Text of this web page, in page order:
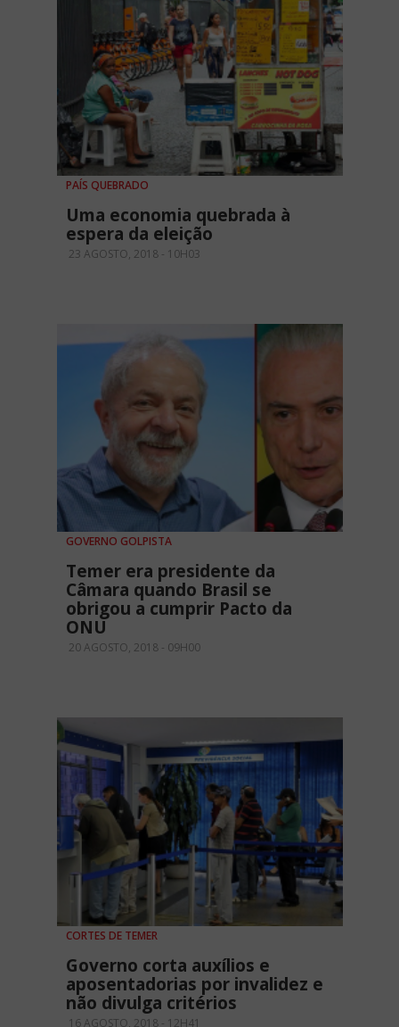
PAÍS QUEBRADO
Uma economia quebrada à
espera da eleição
23 AGOSTO, 2018 - 10H03
GOVERNO GOLPISTA
Temer era presidente da
Câmara quando Brasil se
obrigou a cumprir Pacto da
ONU
20 AGOSTO, 2018 - 09H00
CORTES DE TEMER
Governo corta auxílios e
aposentadorias por invalidez e
não divulga critérios
16 AGOSTO, 2018 - 12H41